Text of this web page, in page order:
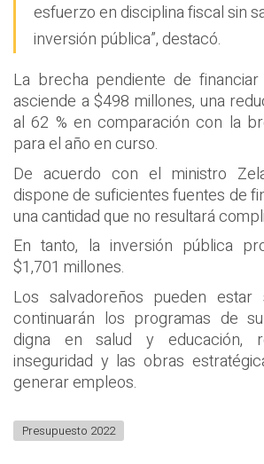
esfuerzo en disciplina fiscal sin
inversión pública”, destacó.
La brecha pendiente de
asciende a $498 millones, una
al 62 % en comparación con la
para el año en curso.
De acuerdo con el ministro
dispone de suficientes fuentes de
una cantidad que no resultará
En tanto, la inversión pública
$1,701 millones.
Los salvadoreños pueden
continuarán los programas de
digna en salud y educación,
inseguridad y las obras
generar empleos.
Presupuesto 2022